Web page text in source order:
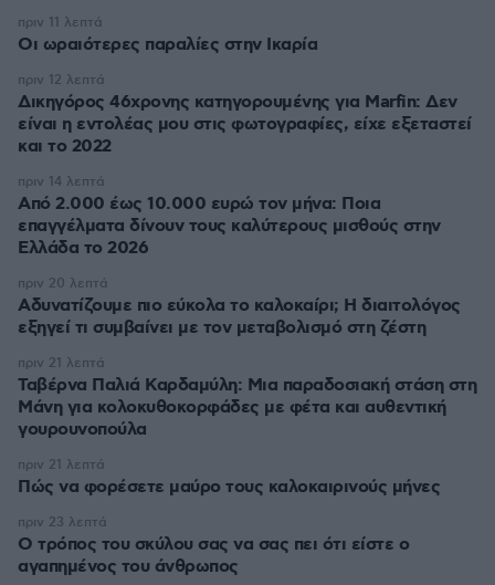
Οι ωραιότερες παραλίες στην Ικαρία
πριν 11 λεπτά
Δικηγόρος 46χρονης κατηγορουμένης για Marfin: Δεν
είναι η εντολέας μου στις φωτογραφίες, είχε εξεταστεί
και το 2022
πριν 12 λεπτά
Από 2.000 έως 10.000 ευρώ τον μήνα: Ποια
επαγγέλματα δίνουν τους καλύτερους μισθούς στην
Ελλάδα το 2026
πριν 14 λεπτά
Αδυνατίζουμε πιο εύκολα το καλοκαίρι; Η διαιτολόγος
εξηγεί τι συμβαίνει με τον μεταβολισμό στη ζέστη
πριν 20 λεπτά
Ταβέρνα Παλιά Καρδαμύλη: Μια παραδοσιακή στάση στη
Μάνη για κολοκυθοκορφάδες με φέτα και αυθεντική
γουρουνοπούλα
πριν 21 λεπτά
Πώς να φορέσετε μαύρο τους καλοκαιρινούς μήνες
πριν 21 λεπτά
Ο τρόπος του σκύλου σας να σας πει ότι είστε ο
αγαπημένος του άνθρωπος
πριν 23 λεπτά